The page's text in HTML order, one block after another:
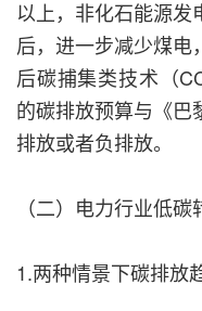
以上，非化石能源
后，进一步减少煤电
后碳捕集类技术（
的碳排放预算与《巴
排放或者负排放。
（二）电力行业低
1.两种情景下碳排放